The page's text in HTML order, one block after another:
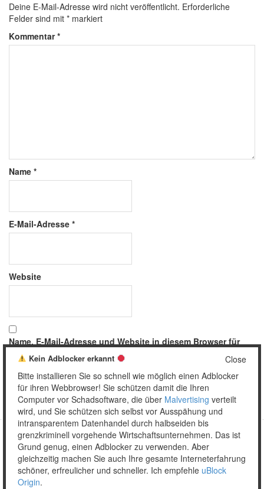
Deine E-Mail-Adresse wird nicht veröffentlicht. Erforderliche
Felder sind mit * markiert
Kommentar*
Name *
E-Mail-Adresse *
Website
Name, E-Mail-Adresse und Website in diesem Browser für
meinen nächsten Kommentar speichern.
Copyright © 2026 Unser täglich Spam.
MobileWordPress Theme by themehall.com
Close
Kein Adblocker erkannt
Bitte installieren Sie so schnell wie möglich einen Adblocker
für ihren Webbrowser! Sie schützen damit die Ihren
Computer vor Schadsoftware, die über Malvertising verteilt
wird, und Sie schützen sich selbst vor Ausspähung und
intransparentem Datenhandel durch halbseiden bis
grenzkriminell vorgehende Wirtschaftsunternehmen. Das ist
Grund genug, einen Adblocker zu verwenden. Aber
gleichzeitig machen Sie auch Ihre gesamte Interneterfahrung
schöner, erfreulicher und schneller. Ich empfehle uBlock
Origin.